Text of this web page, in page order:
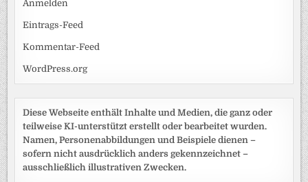
Anmelden
Eintrags-Feed
Kommentar-Feed
WordPress.org
Diese Webseite enthält Inhalte und Medien, die ganz oder
teilweise KI-unterstützt erstellt oder bearbeitet wurden.
Namen, Personenabbildungen und Beispiele dienen –
sofern nicht ausdrücklich anders gekennzeichnet –
ausschließlich illustrativen Zwecken.